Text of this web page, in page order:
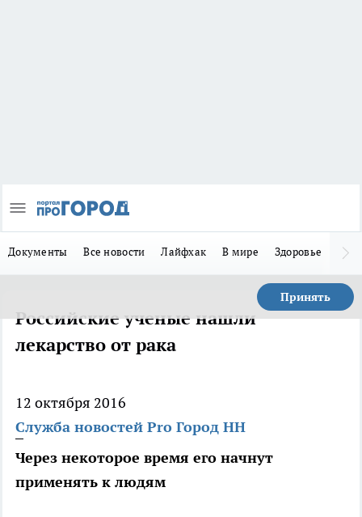
Документы Все новости Лайфхак В мире Здоровье
Принять
Российские ученые нашли
лекарство от рака
12 октября 2016
Служба новостей Pro Город НН
Через некоторое время его начнут
применять к людям